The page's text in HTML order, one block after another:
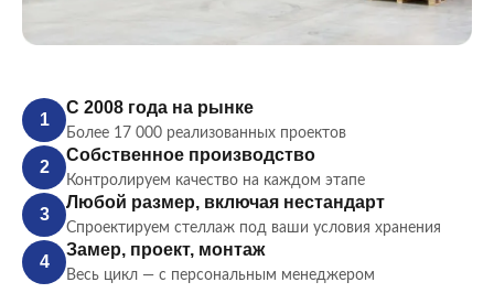
1
С 2008 года на рынке
Более 17 000 реализованных проектов
2
Собственное производство
Контролируем качество на каждом этапе
3
Любой размер, включая нестандарт
Спроектируем стеллаж под ваши условия хранения
4
Замер, проект, монтаж
Весь цикл — с персональным менеджером